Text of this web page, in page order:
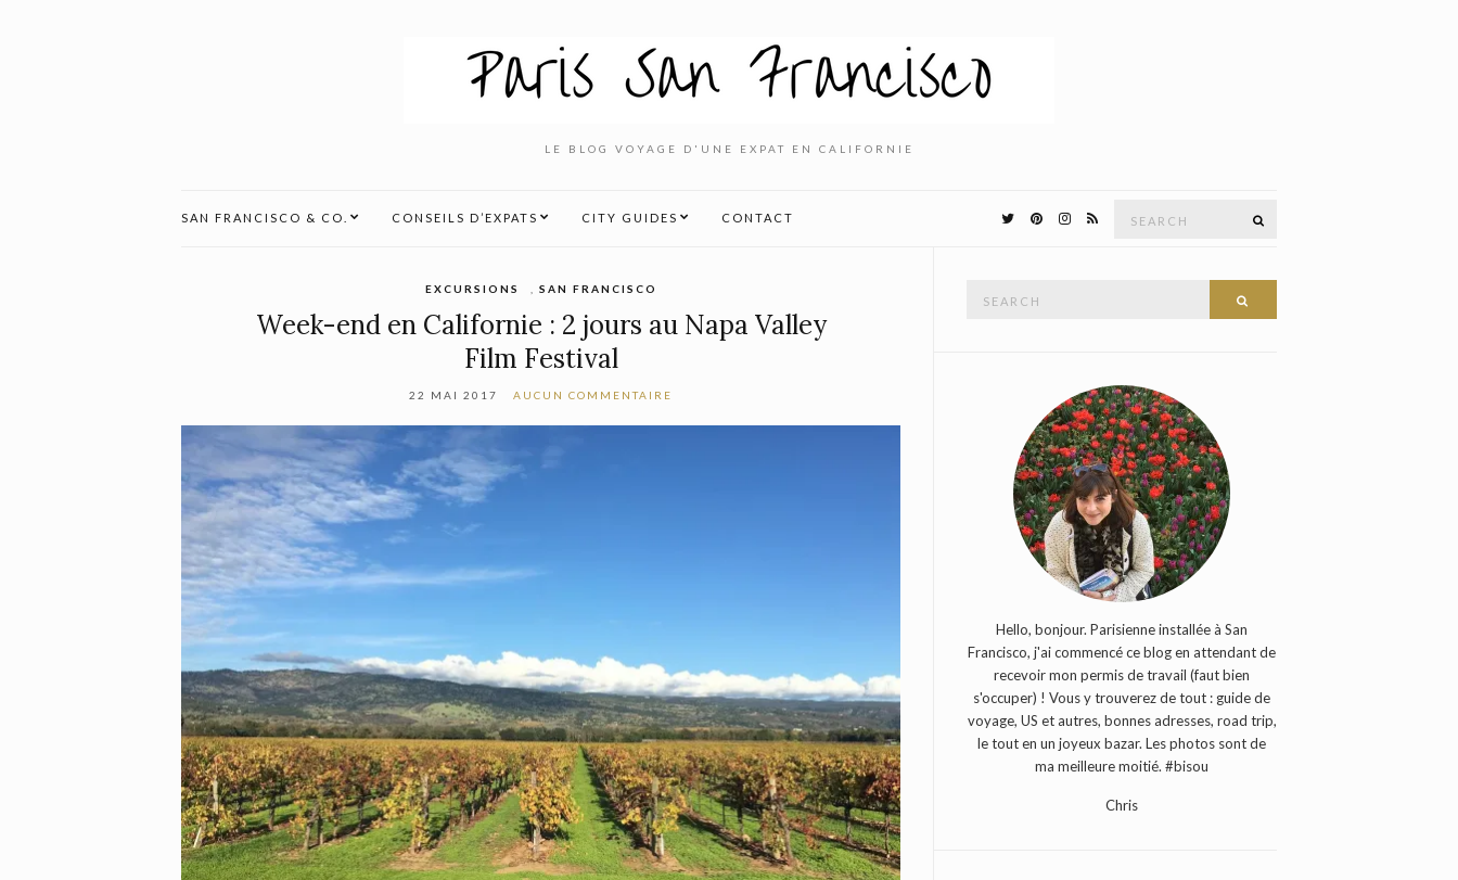
LE BLOG VOYAGE D'UNE EXPAT EN CALIFORNIE
SAN FRANCISCO & CO. CONSEILS D’EXPATS CITY GUIDES CONTACT
EXCURSIONS SAN FRANCISCO
Week-end en Californie : 2 jours au Napa Valley
Film Festival
22 MAI 2017 AUCUN COMMENTAIRE
Hello, bonjour. Parisienne installée à San
Francisco, j'ai commencé ce blog en attendant de
recevoir mon permis de travail (faut bien
s'occuper) ! Vous y trouverez de tout : guide de
voyage, US et autres, bonnes adresses, road trip,
le tout en un joyeux bazar. Les photos sont de
ma meilleure moitié. #bisou
Chris